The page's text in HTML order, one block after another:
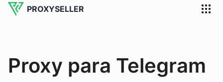
PROXYSELLER
Proxy para Telegram